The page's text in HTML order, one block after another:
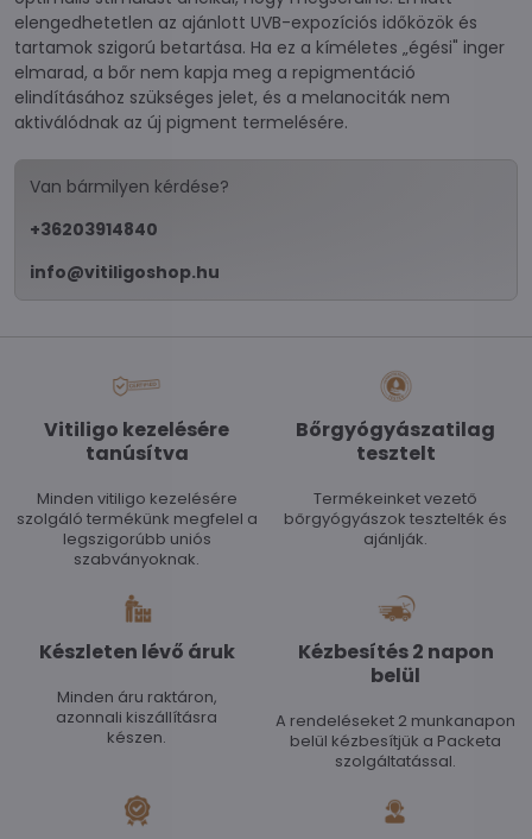
elengedhetetlen az ajánlott UVB-expozíciós időközök és
tartamok szigorú betartása. Ha ez a kíméletes „égési" inger
elmarad, a bőr nem kapja meg a repigmentáció
elindításához szükséges jelet, és a melanociták nem
aktiválódnak az új pigment termelésére.
Van bármilyen kérdése?
+36203914840
info@vitiligoshop.hu
Vitiligo kezelésére
tanúsítva
Minden vitiligo kezelésére
szolgáló termékünk megfelel a
legszigorúbb uniós
szabványoknak.
Bőrgyógyászatilag
tesztelt
Termékeinket vezető
bőrgyógyászok tesztelték és
ajánlják.
Készleten lévő áruk
Minden áru raktáron,
azonnali kiszállításra
készen.
Kézbesítés 2 napon
belül
A rendeléseket 2 munkanapon
belül kézbesítjük a Packeta
szolgáltatással.